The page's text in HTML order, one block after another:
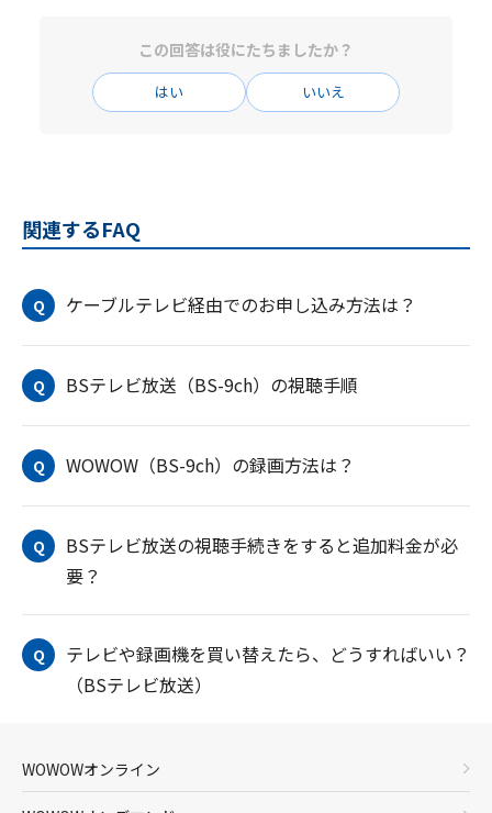
この回答は役にたちましたか？
はい いいえ
関連するFAQ
Q ケーブルテレビ経由でのお申し込み方法は？
Q BSテレビ放送（BS-9ch）の視聴手順
Q WOWOW（BS-9ch）の録画方法は？
Q
BSテレビ放送の視聴手続きをすると追加料金が必
要？
Q
テレビや録画機を買い替えたら、どうすればいい？
（BSテレビ放送）
WOWOWオンライン